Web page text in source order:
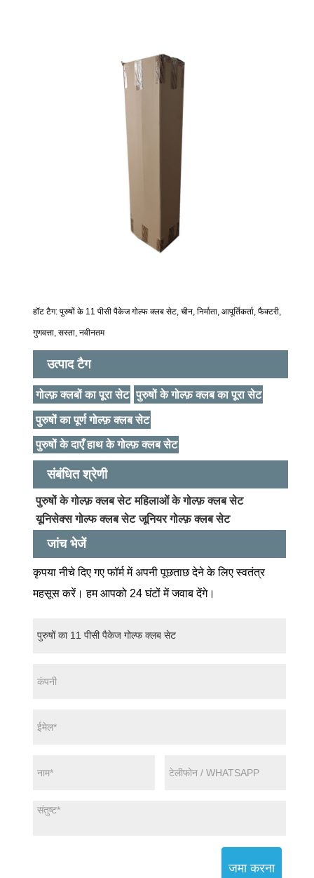
हॉट टैग: पुरुषों के 11 पीसी पैकेज गोल्फ क्लब सेट, चीन, निर्माता, आपूर्तिकर्ता, फैक्टरी,
गुणवत्ता, सस्ता, नवीनतम
उत्पाद टैग
गोल्फ़ क्लबों का पूरा सेट पुरुषों के गोल्फ़ क्लब का पूरा सेट
पुरुषों का पूर्ण गोल्फ़ क्लब सेट
पुरुषों के दाएँ हाथ के गोल्फ़ क्लब सेट
संबंधित श्रेणी
पुरुषों के गोल्फ़ क्लब सेट महिलाओं के गोल्फ़ क्लब सेट
यूनिसेक्स गोल्फ क्लब सेट जूनियर गोल्फ़ क्लब सेट
जांच भेजें
कृपया नीचे दिए गए फॉर्म में अपनी पूछताछ देने के लिए स्वतंत्र
महसूस करें। हम आपको 24 घंटों में जवाब देंगे।
जमा करना